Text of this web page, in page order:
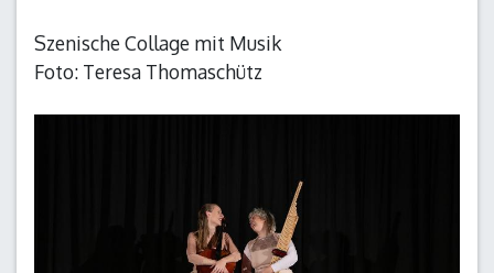
Szenische Collage mit Musik
Foto: Teresa Thomaschütz